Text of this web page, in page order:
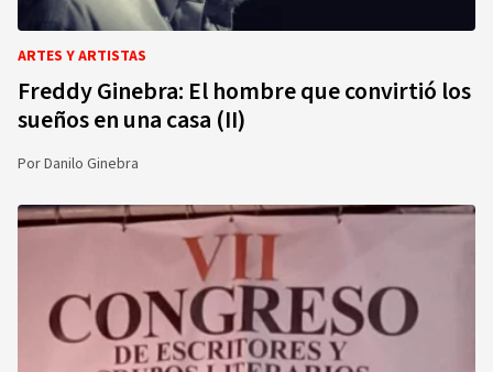
ARTES Y ARTISTAS
Freddy Ginebra: El hombre que convirtió los
sueños en una casa (II)
PorDanilo Ginebra